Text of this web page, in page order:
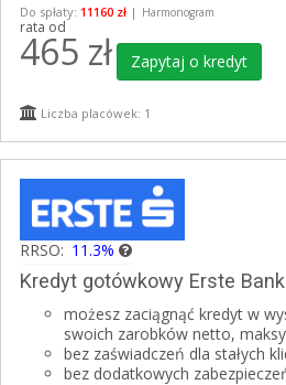
Do spłaty: 11160 zł | Harmonogram
rata od
465 zł Zapytaj o kredyt
Liczba placówek: 1
RRSO: 11.3%
Kredyt gotówkowy Erste
możesz zaciągnąć kredyt w
swoich zarobków netto,
bez zaświadczeń dla stałych
bez dodatkowych